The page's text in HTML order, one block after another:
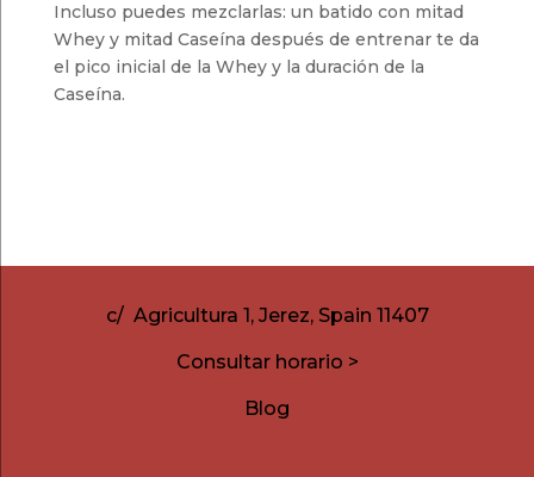
Incluso puedes mezclarlas: un batido con mitad
Whey y mitad Caseína después de entrenar te da
el pico inicial de la Whey y la duración de la
Caseína.
c/ Agricultura 1, Jerez, Spain 11407
Consultar horario >
Blog